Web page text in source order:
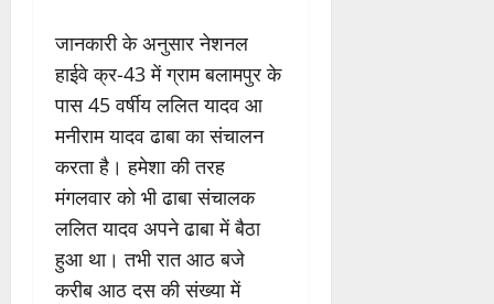
जानकारी के अनुसार नेशनल
हाईवे क्र-43 में ग्राम बलामपुर के
पास 45 वर्षीय ललित यादव आ
मनीराम यादव ढाबा का संचालन
करता है। हमेशा की तरह
मंगलवार को भी ढाबा संचालक
ललित यादव अपने ढाबा में बैठा
हुआ था। तभी रात आठ बजे
करीब आठ दस की संख्या में